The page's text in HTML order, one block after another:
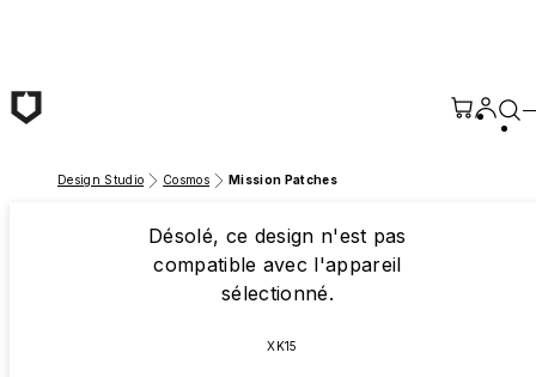
Design Studio Cosmos Mission Patches
Désolé, ce design n'est pas
compatible avec l'appareil
sélectionné.
XK15